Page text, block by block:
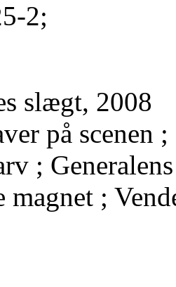
2;
slægt, 2008
på scenen ;
;
;